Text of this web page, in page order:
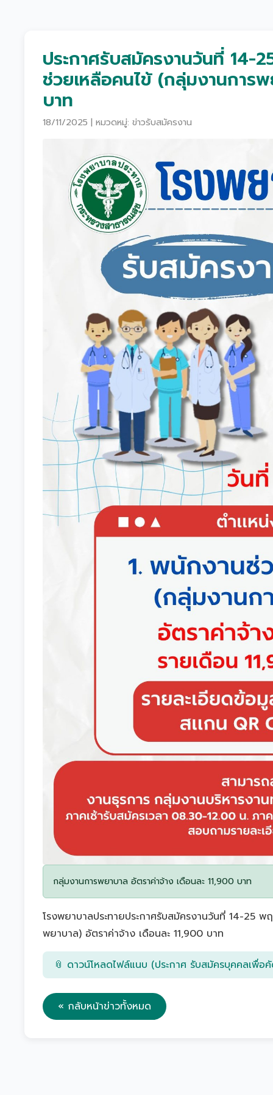
ประกาศรับสมัครงานวันที่
ช่วยเหลือคนไข้ (กลุ่มงานการ
บาท
18/11/2025 | หมวดหมู่: ข่าวรับสมัครงาน
กลุ่มงานการพยาบาล อัตราค่าจ้าง เดือนละ 11,900 บาท
โรงพยาบาลประทายประกาศรับสมัครงานวันที่ 14-25
พยาบาล) อัตราค่าจ้าง เดือนละ 11,900 บาท
📎 ดาวน์โหลดไฟล์แนบ (ประกาศ รับสมัครบุคคลเพื่
« กลับหน้าข่าวทั้งหมด